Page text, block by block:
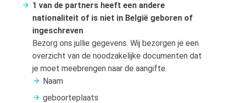
1 van de partners heeft een andere
nationaliteit of is niet in België geboren of
ingeschreven
Bezorg ons jullie gegevens. Wij bezorgen je een
overzicht van de noodzakelijke documenten dat
je moet meebrengen naar de aangifte.
Naam
geboorteplaats